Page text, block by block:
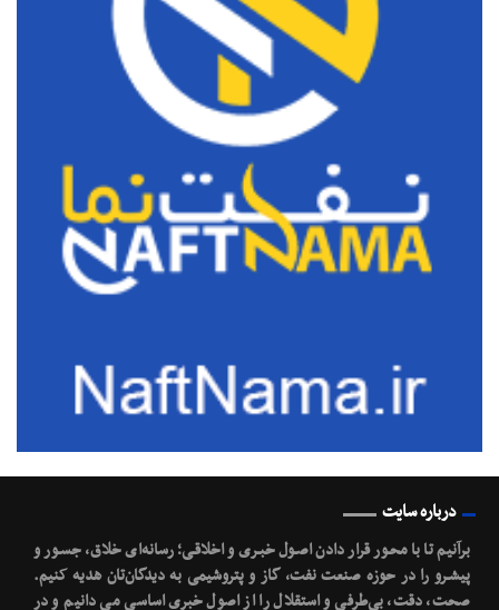
درباره سایت
برآنیم تا با محـور قرار دادن اصـول خبـری و اخلاقـی؛ رسانه‌ای خلاق، جسـور و
پیشـرو را در حوزه صنعت نفت، گاز و پتروشیمی به دیدگان‌تان هدیه کنیم.
صحت، دقت، بی‌طرفی و استقلال را از اصول خبری اساسی می دانیم و در